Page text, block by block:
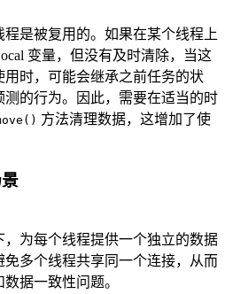
程是被复用的。如果在某个线程上
变量，但没有及时清除，当这
用时，可能会继承之前任务的状
测的行为。因此，需要在适当的时
方法清理数据，这增加了使
，为每个线程提供一个独立的数据
免多个线程共享同一个连接，从而
据一致性问题。